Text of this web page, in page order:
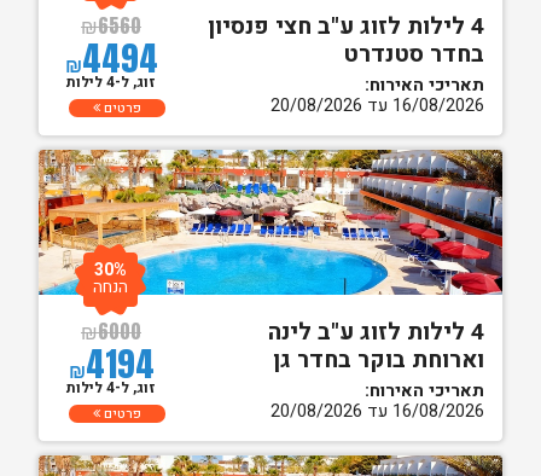
4 לילות לזוג ע"ב חצי פנסיון
בחדר סטנדרט
תאריכי האירוח:
16/08/2026 עד 20/08/2026
₪6560
₪4494
זוג, ל-4 לילות
פרטים
4 לילות לזוג ע"ב לינה
וארוחת בוקר בחדר גן
תאריכי האירוח:
16/08/2026 עד 20/08/2026
₪6000
₪4194
30%
הנחה
זוג, ל-4 לילות
פרטים